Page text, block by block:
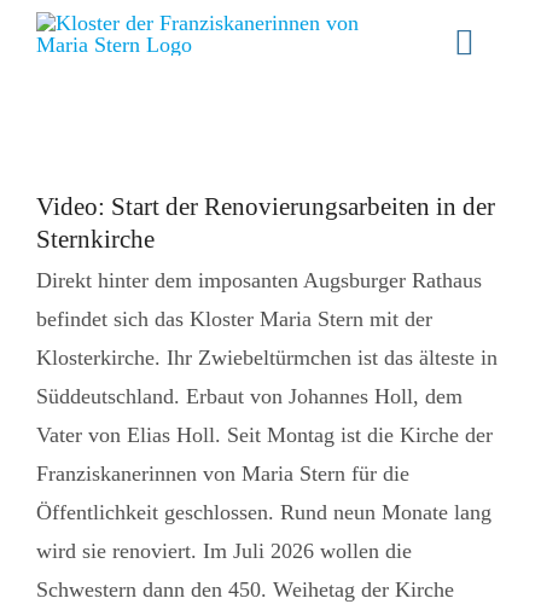
Zum
Inhalt
Toggle
Gemeinschaft
Schwester werden
Aktuelles
Stellenangebote
Angebote
Video: Start der Renovierungsarbeiten in der
Sternkirche
Direkt hinter dem imposanten Augsburger Rathaus
befindet sich das Kloster Maria Stern mit der
Klosterkirche. Ihr Zwiebeltürmchen ist das älteste in
Süddeutschland. Erbaut von Johannes Holl, dem
Vater von Elias Holl. Seit Montag ist die Kirche der
Franziskanerinnen von Maria Stern für die
Öffentlichkeit geschlossen. Rund neun Monate lang
wird sie renoviert. Im Juli 2026 wollen die
Schwestern dann den 450. Weihetag der Kirche